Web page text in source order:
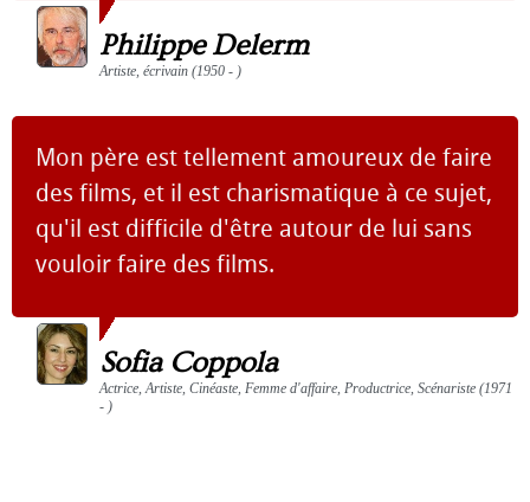
Philippe Delerm
Artiste, écrivain (1950 - )
Mon père est tellement amoureux de faire
des films, et il est charismatique à ce sujet,
qu'il est difficile d'être autour de lui sans
vouloir faire des films.
Sofia Coppola
Actrice, Artiste, Cinéaste, Femme d'affaire, Productrice, Scénariste (1971
- )